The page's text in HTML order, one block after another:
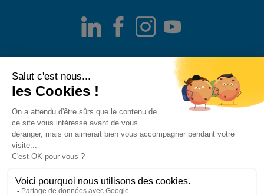
LinkedIn
Facebook
Instagram
Alerte fraude